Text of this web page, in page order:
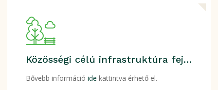
Közösségi célú infrastruktúra fejlesztése a Bodrogközben
Bővebb információ ide kattintva érhető el.